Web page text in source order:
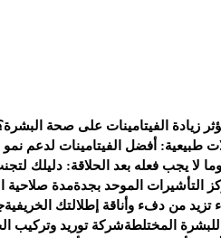
زيادة الفيتامينات على صحة
طبيعية: أفضل الفيتامينات لدعم
لا يجب فعله بعد الحلاقة: دليلك
التأشيرات الموحد بجدةمدة صلاحية
من دفء وأناقة إطلالتك الخريفية
المختلطةشركة توريد وتركيب